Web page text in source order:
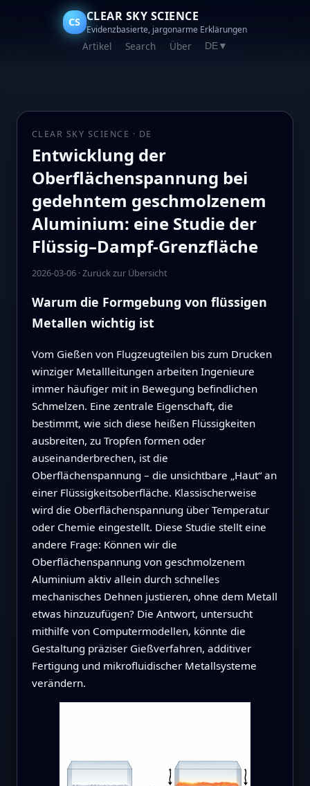
CS CLEAR SKY SCIENCE
Evidenzbasierte, jargonarme Erklärungen
Artikel Search Über DE▼
CLEAR SKY SCIENCE · DE
Entwicklung der
Oberflächenspannung bei
gedehntem geschmolzenem
Aluminium: eine Studie der
Flüssig–Dampf-Grenzfläche
2026-03-06·Zurück zur Übersicht
Warum die Formgebung von flüssigen
Metallen wichtig ist
Vom Gießen von Flugzeugteilen bis zum Drucken
winziger Metallleitungen arbeiten Ingenieure
immer häufiger mit in Bewegung befindlichen
Schmelzen. Eine zentrale Eigenschaft, die
bestimmt, wie sich diese heißen Flüssigkeiten
ausbreiten, zu Tropfen formen oder
auseinanderbrechen, ist die
Oberflächenspannung – die unsichtbare „Haut“ an
einer Flüssigkeitsoberfläche. Klassischerweise
wird die Oberflächenspannung über Temperatur
oder Chemie eingestellt. Diese Studie stellt eine
andere Frage: Können wir die
Oberflächenspannung von geschmolzenem
Aluminium aktiv allein durch schnelles
mechanisches Dehnen justieren, ohne dem Metall
etwas hinzuzufügen? Die Antwort, untersucht
mithilfe von Computermodellen, könnte die
Gestaltung präziser Gießverfahren, additiver
Fertigung und mikrofluidischer Metallsysteme
verändern.